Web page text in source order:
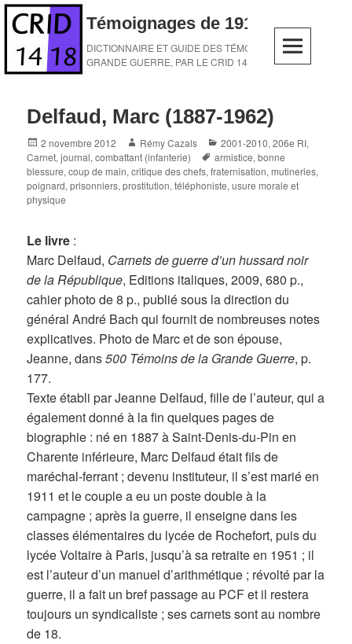
Skip
content
Témoignages de 1914-1918
DICTIONNAIRE ET GUIDE DES TÉMOINS DE LA
GRANDE GUERRE, PAR LE CRID 14-18
Delfaud, Marc (1887-1962)
Posted
on
2 novembre 2012 Author
Rémy Cazals Categories
2001-2010,206e RI,
Carnet, journal,combattant (infanterie) Tags
armistice,bonne
blessure,coup de main,critique des chefs,fraternisation,mutineries,
poignard,prisonniers,prostitution,téléphoniste,usure morale et
physique
Le livre :
Marc Delfaud, Carnets de guerre d’un hussard noir
de la République, Editions italiques, 2009, 680 p.,
cahier photo de 8 p., publié sous la direction du
général André Bach qui fournit de nombreuses notes
explicatives. Photo de Marc et de son épouse,
Jeanne, dans500 Témoins de la Grande Guerre, p.
177.
Texte établi par Jeanne Delfaud, fille de l’auteur, qui a
également donné à la fin quelques pages de
biographie : né en 1887 à Saint-Denis-du-Pin en
Charente inférieure, Marc Delfaud était fils de
maréchal-ferrant ; devenu instituteur, il s’est marié en
1911 et le couple a eu un poste double à la
campagne ; après la guerre, il enseigne dans les
classes élémentaires du lycée de Rochefort, puis du
lycée Voltaire à Paris, jusqu’à sa retraite en 1951 ; il
est l’auteur d’un manuel d’arithmétique ; révolté par la
guerre, il a fait un bref passage au PCF et il restera
toujours un syndicaliste ; ses carnets sont au nombre
de 18.